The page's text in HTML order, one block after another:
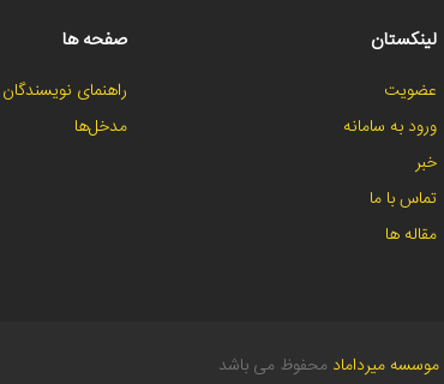
لینکستان
عضویت
ورود به سامانه
خبر
تماس با ما
مقاله ها
صفحه ها
راهنمای نویسندگان
مدخل‌ها
موسسه میرداماد محفوظ می باشد